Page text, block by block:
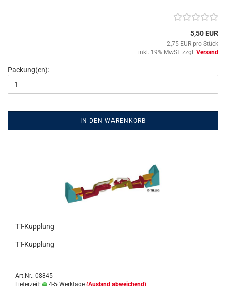
5,50 EUR
2,75 EUR pro Stück
inkl. 19% MwSt. zzgl. Versand
Packung(en):
IN DEN WARENKORB
TT-Kupplung
TT-Kupplung
Art.Nr.: 08845
Lieferzeit:
4-5 Werktage (Ausland abweichend)